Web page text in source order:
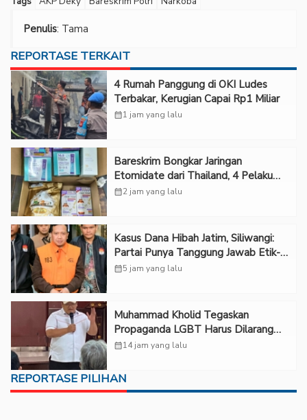
Penulis: Tama
REPORTASE TERKAIT
‎4 Rumah Panggung di OKI Ludes
Terbakar, Kerugian Capai Rp1 Miliar
calendar_month1 jam yang lalu
Bareskrim Bongkar Jaringan
Etomidate dari Thailand, 4 Pelaku
Ditangkap
calendar_month2 jam yang lalu
Kasus Dana Hibah Jatim, Siliwangi:
Partai Punya Tanggung Jawab Etik-
Politik
calendar_month5 jam yang lalu
Muhammad Kholid Tegaskan
Propaganda LGBT Harus Dilarang
dan Minta Negara Melindungi Korban
calendar_month14 jam yang lalu
REPORTASE PILIHAN